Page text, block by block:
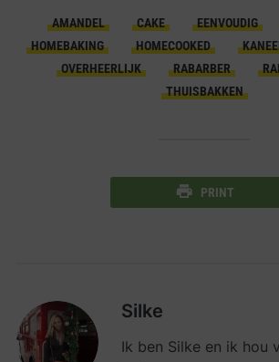
AMANDEL CAKE EENVOUDIG
HOMEBAKING
HOMECOOKED
OVERHEERLIJK
RABARBER
THUISBAKKEN
PRINT
Silke
Ik ben Silke en ik hou